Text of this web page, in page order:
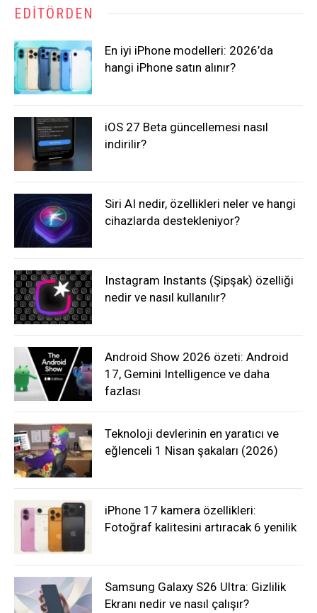
EDITÖRDEN
En iyi iPhone modelleri: 2026’da
hangi iPhone satın alınır?
iOS 27 Beta güncellemesi nasıl
indirilir?
Siri AI nedir, özellikleri neler ve hangi
cihazlarda destekleniyor?
Instagram Instants (Şipşak) özelliği
nedir ve nasıl kullanılır?
Android Show 2026 özeti: Android
17, Gemini Intelligence ve daha
fazlası
Teknoloji devlerinin en yaratıcı ve
eğlenceli 1 Nisan şakaları (2026)
iPhone 17 kamera özellikleri:
Fotoğraf kalitesini artıracak 6 yenilik
Samsung Galaxy S26 Ultra: Gizlilik
Ekranı nedir ve nasıl çalışır?